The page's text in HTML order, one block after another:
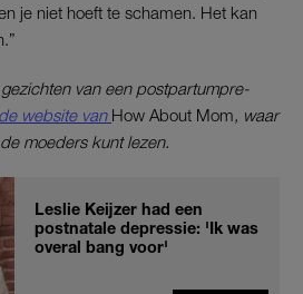
je niet hoeft te schamen. Het kan
van een postpartumpre-
website van How About Mom , waar
moeders kunt lezen.
Leslie Keijzer had een
postnatale depressie: 'Ik was
overal bang voor'